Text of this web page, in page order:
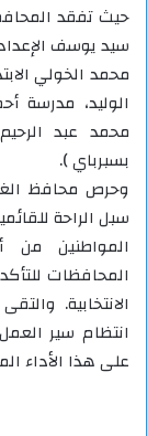
حيث تفقد
سيد يوسف
محمد الخولي
الوليد، مدرسة
محمد عبد
بسبرباي ).
وحرص محافظ
سبل الراحة
المواطنين من
المحافظات
الانتخابية.
انتظام سير
على هذا الأداء